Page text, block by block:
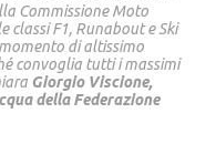
Commissione Moto
classi F1, Runabout e Ski
di altissimo
convoglia tutti i massimi
Giorgio Viscione,
della Federazione